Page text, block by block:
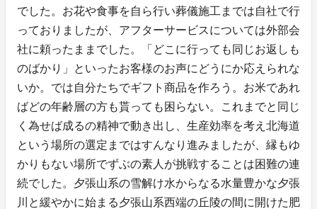
でした。お花や食事を自ら行い葬儀施工までは自社で行
っておりましたが、アフターサービスについては外部会
社に頼ったままでした。「どこに行っても同じお返しも
のばかり」といったお客様のお声にどうにか応えられな
いか。では自分たちでギフト商品を作ろう。お米であれ
ばどの年齢層の方も貰っても困らない。これまでと同じ
く為せば成るの精神で動き出し、生産効率を考え北海道
という場所の選定まではすんなり進みましたが、縁もゆ
かりもない場所でずぶの素人が挑戦することは困難の連
続でした。夕張山系の雪解け水からなる水量豊かな夕張
川と緩やかに始まる夕張山系西端の丘陵の間に開けた肥